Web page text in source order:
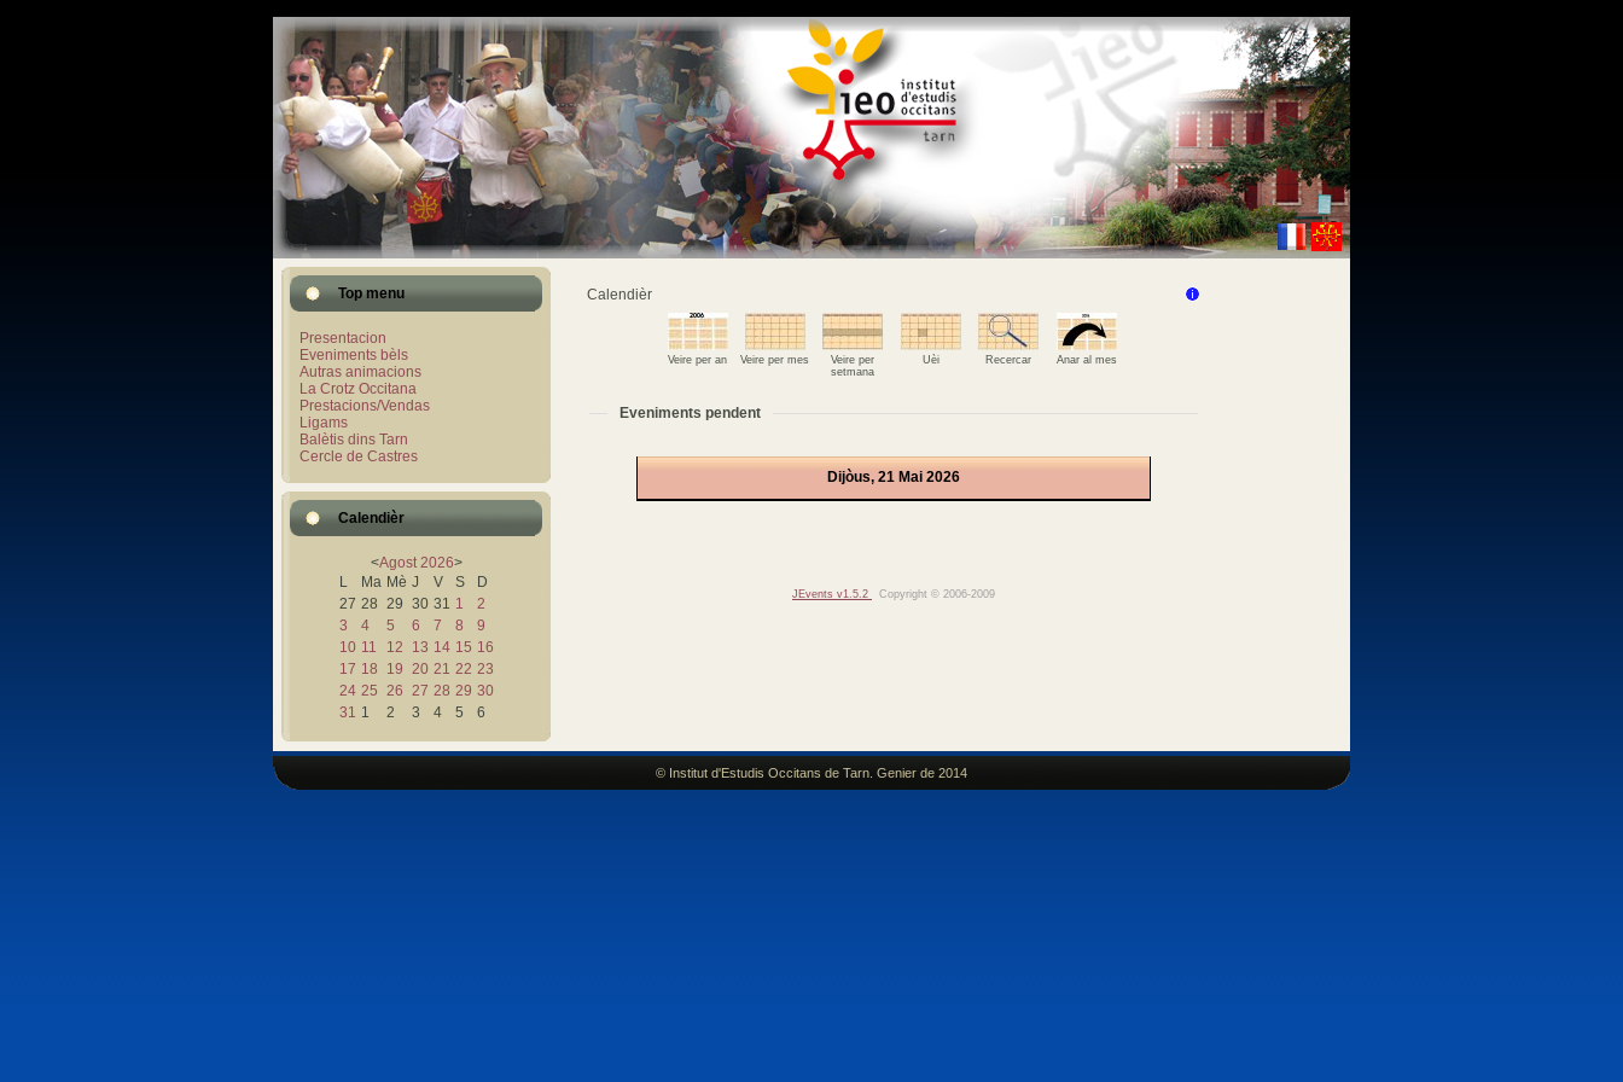
Top menu
Presentacion
Eveniments bèls
Autras animacions
La Crotz Occitana
Prestacions/Vendas
Ligams
Balètis dins Tarn
Cercle de Castres
Calendièr
<Agost 2026>
L
Ma Mè J V S
D
27 28 29 30 31 1
2
3
4 5 6 7 8
9
10 11 12 13 14 15 16
17 18 19 20 21 22 23
24 25 26 27 28 29 30
31 1 2 3 4 5 6
Calendièr
Veire per an Veire per mes
Veire per
setmana
Uèi Recercar Anar al mes
Eveniments pendent
Dijòus, 21 Mai 2026
JEvents v1.5.2 Copyright © 2006-2009
© Institut d'Estudis Occitans de Tarn. Genier de 2014